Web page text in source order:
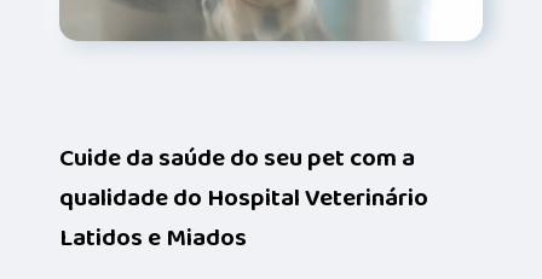
Cuide da saúde do seu pet com a
qualidade do Hospital Veterinário
Latidos e Miados